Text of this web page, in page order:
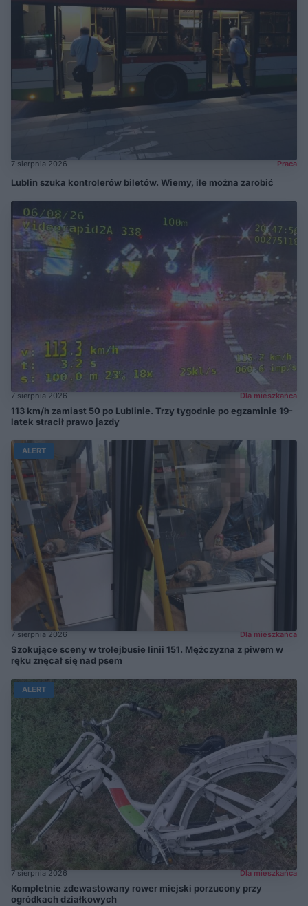
7 sierpnia 2026 Praca
Lublin szuka kontrolerów biletów. Wiemy, ile można zarobić
7 sierpnia 2026 Dla mieszkańca
113 km/h zamiast 50 po Lublinie. Trzy tygodnie po egzaminie 19-
latek stracił prawo jazdy
ALERT
7 sierpnia 2026 Dla mieszkańca
Szokujące sceny w trolejbusie linii 151. Mężczyzna z piwem w
ręku znęcał się nad psem
ALERT
7 sierpnia 2026 Dla mieszkańca
Kompletnie zdewastowany rower miejski porzucony przy
ogródkach działkowych